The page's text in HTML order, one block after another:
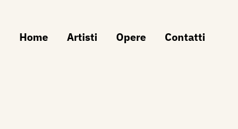
Home Artisti Opere Contatti